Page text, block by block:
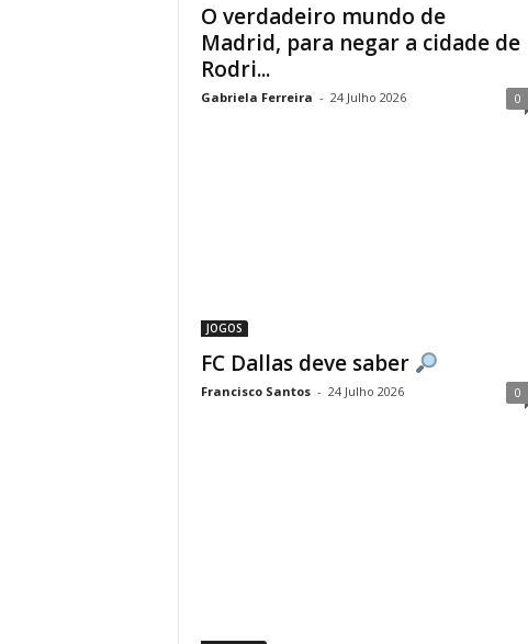
O verdadeiro mundo de
Madrid, para negar a cidade de
Rodri...
Gabriela Ferreira - 24 Julho 2026 0
JOGOS
FC Dallas deve saber
Francisco Santos - 24 Julho 2026 0